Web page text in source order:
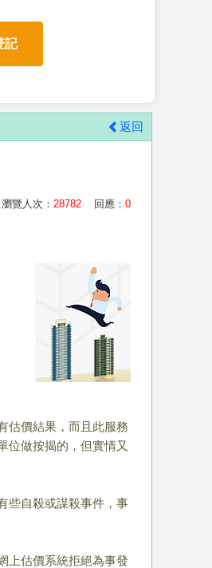
記
返回
瀏覽人次： 28782 回應： 0
估價結果，而且此服務
位做按揭的，但實情又
些自殺或謀殺事件，事
上估價系統拒絕為事發